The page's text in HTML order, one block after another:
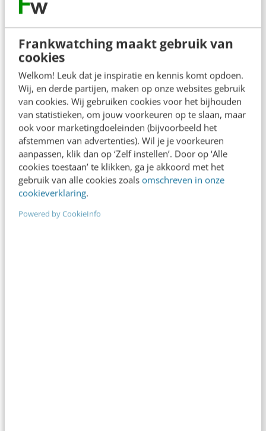
Frankwatching maakt gebruik van
cookies
Welkom! Leuk dat je inspiratie en kennis komt opdoen.
Wij, en derde partijen, maken op onze websites gebruik
van cookies. Wij gebruiken cookies voor het bijhouden
van statistieken, om jouw voorkeuren op te slaan, maar
ook voor marketingdoeleinden (bijvoorbeeld het
afstemmen van advertenties). Wil je je voorkeuren
aanpassen, klik dan op ‘Zelf instellen’. Door op ‘Alle
cookies toestaan’ te klikken, ga je akkoord met het
gebruik van alle cookies zoals omschreven in onze
cookieverklaring.
Powered by CookieInfo
ONLINE CURSUS
Hoe GEO jouw SEO & SEA verandert
Pas je SEO- en SEA-strategieën aan AI-gestuurde
zoekmachines